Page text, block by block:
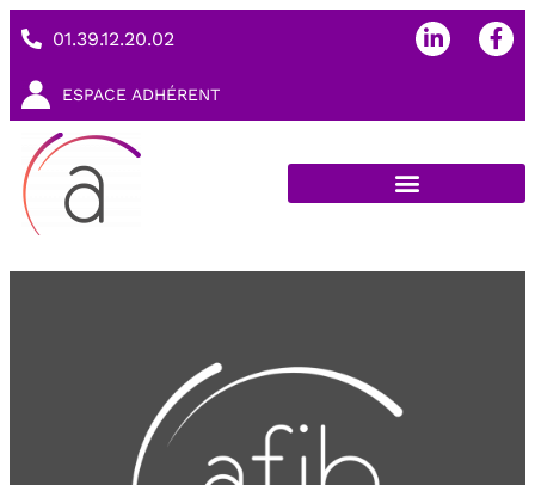
01.39.12.20.02
ESPACE ADHÉRENT